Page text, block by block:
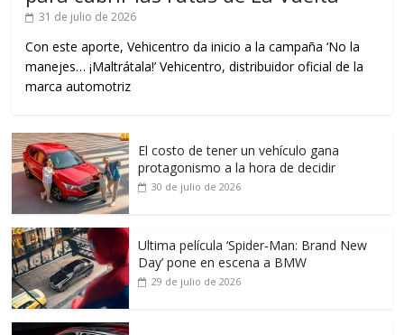
31 de julio de 2026
Con este aporte, Vehicentro da inicio a la campaña ‘No la
manejes… ¡Maltrátala!’ Vehicentro, distribuidor oficial de la
marca automotriz
El costo de tener un vehículo gana
protagonismo a la hora de decidir
30 de julio de 2026
Ultima película ‘Spider‑Man: Brand New
Day’ pone en escena a BMW
29 de julio de 2026